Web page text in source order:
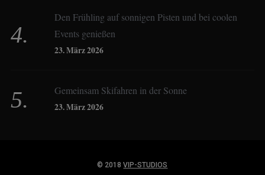
Derk Hoberg
Dominique Schroller
Den Frühling auf sonnigen Pisten und bei coolen
Events genießen
23. März 2026
Gemeinsam Skifahren in der Sonne
23. März 2026
© 2018VIP-STUDIOS